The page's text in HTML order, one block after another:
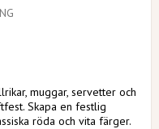
muggar, servetter och
Skapa en festlig
röda och vita färger.